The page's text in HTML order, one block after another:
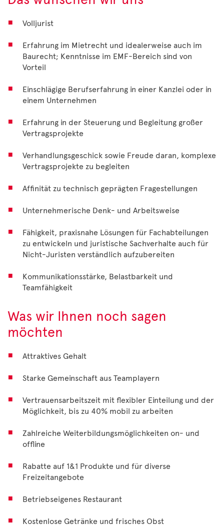
Volljurist
Erfahrung im Mietrecht und idealerweise auch im
Baurecht; Kenntnisse im EMF-Bereich sind von
Vorteil
Einschlägige Berufserfahrung in einer Kanzlei oder in
einem Unternehmen
Erfahrung in der Steuerung und Begleitung großer
Vertragsprojekte
Verhandlungsgeschick sowie Freude daran, komplexe
Vertragsprojekte zu begleiten
Affinität zu technisch geprägten Fragestellungen
Unternehmerische Denk- und Arbeitsweise
Fähigkeit, praxisnahe Lösungen für Fachabteilungen
zu entwickeln und juristische Sachverhalte auch für
Nicht-Juristen verständlich aufzubereiten
Kommunikationsstärke, Belastbarkeit und
Teamfähigkeit
Was wir Ihnen noch sagen
möchten
Attraktives Gehalt
Starke Gemeinschaft aus Teamplayern
Vertrauensarbeitszeit mit flexibler Einteilung und der
Möglichkeit, bis zu 40% mobil zu arbeiten
Zahlreiche Weiterbildungsmöglichkeiten on- und
offline
Rabatte auf 1&1 Produkte und für diverse
Freizeitangebote
Betriebseigenes Restaurant
Kostenlose Getränke und frisches Obst